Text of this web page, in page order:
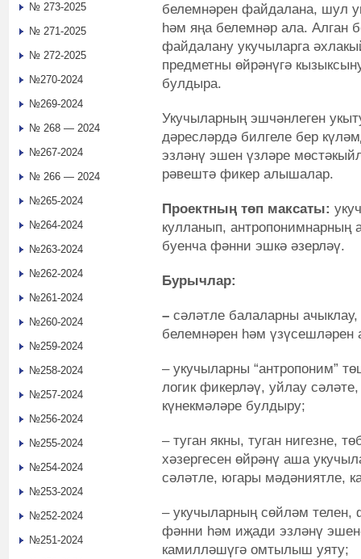
белемнәрен файдалана, шул
һәм яңа белемнәр ала. Алган
файдалану укучыларга
предметны өйрәнүгә
булдыра.
Укучыларның эшчәнлеген
дәресләрдә билгеле бер
эзләнү эшен үзләре
рәвештә фикер алышалар.
Проектның төп максаты:
кулланып, антропонимнарның
буенча фәнни эшкә әзерләү.
Бурычлар:
– сәләтле балаларны
белемнәрен һәм үзүсешләрен
– укучыларны “антропоним”
логик фикерләү, уйлау
күнекмәләре булдыру;
– туган якны, туган нигезне,
хәзергесен өйрәнү аша
сәләтле, югары мәдәниятле,
– укучыларның сөйләм телен,
фәнни һәм иҗади эзләнү
камилләшүгә омтылыш уяту;
№ 273-2025
№ 271-2025
№ 272-2025
№270-2024
№269-2024
№ 268 — 2024
№267-2024
№ 266 — 2024
№265-2024
№264-2024
№263-2024
№262-2024
№261-2024
№260-2024
№259-2024
№258-2024
№257-2024
№256-2024
№255-2024
№254-2024
№253-2024
№252-2024
№251-2024